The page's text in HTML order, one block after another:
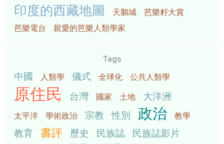
印度的西藏地圖 天鵝城
芭樂籽大賞
芭樂電台
親愛的芭樂人類學家
Tags
中國 人類學 儀式 全球化 公共人類學
原住民 台灣 國家 土地 大洋洲
太平洋 學術政治 宗教 性別 政治 教學
教育 書評 歷史 民族誌 民族誌影片